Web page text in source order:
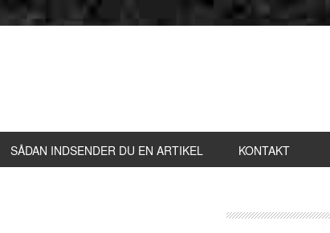
SÅDAN INDSENDER DU EN ARTIKEL KONTAKT